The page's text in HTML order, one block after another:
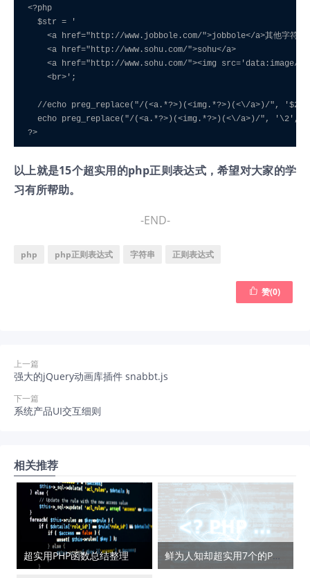
<?php
  $str = '
    <a href="http://www.jobbole.com/">jobbole</a>其他字符
    <a href="http://www.sohu.com/">sohu</a>
<a href="http://www.sohu.com/"><img src='data:image/
    <br>';
//echo preg_replace("/(<a.*?>)(<img.*?>)(<\/a>)/",
echo preg_replace("/(<a.*?>)(<img.*?>)(<\/a>)/", '\2',
?>
以上就是15个超实用的php正则表达式，希望对大家的学
习有所帮助。
-END-
php php正则表达式 字符串 正则表达式
 赞(0)
上一篇
强大的jQuery动画库插件 snabbt.js
下一篇
系统产品UI交互细则
相关推荐
超实用PHP函数总结整理 鲜为人知却超实用7个的PHP函数